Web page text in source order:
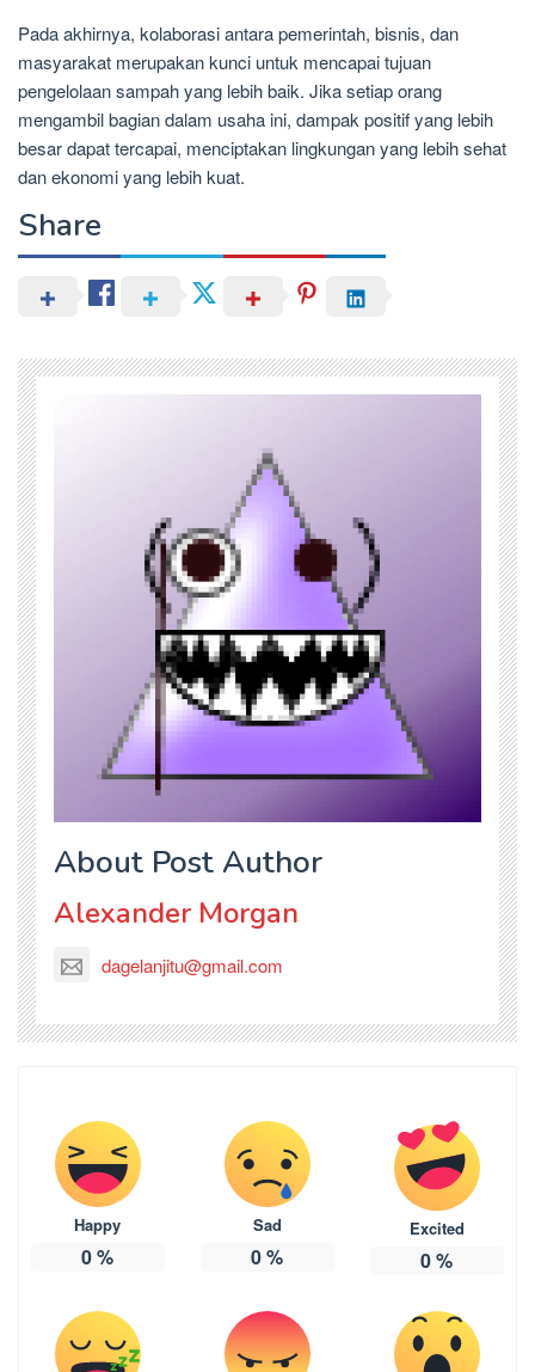
Pada akhirnya, kolaborasi antara pemerintah, bisnis, dan
masyarakat merupakan kunci untuk mencapai tujuan
pengelolaan sampah yang lebih baik. Jika setiap orang
mengambil bagian dalam usaha ini, dampak positif yang lebih
besar dapat tercapai, menciptakan lingkungan yang lebih sehat
dan ekonomi yang lebih kuat.
Share
About Post Author
Alexander Morgan
dagelanjitu@gmail.com
Happy
0%
Sad
0%
Excited
0%